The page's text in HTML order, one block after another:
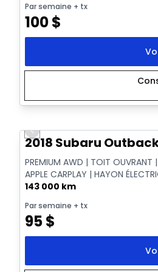
Par semaine + tx
100$
Previous slide
2018 Subaru
PREMIUM AWD | TOIT OUVRANT
APPLE CARPLAY | HAYON
143 000 km
Par semaine + tx
95$